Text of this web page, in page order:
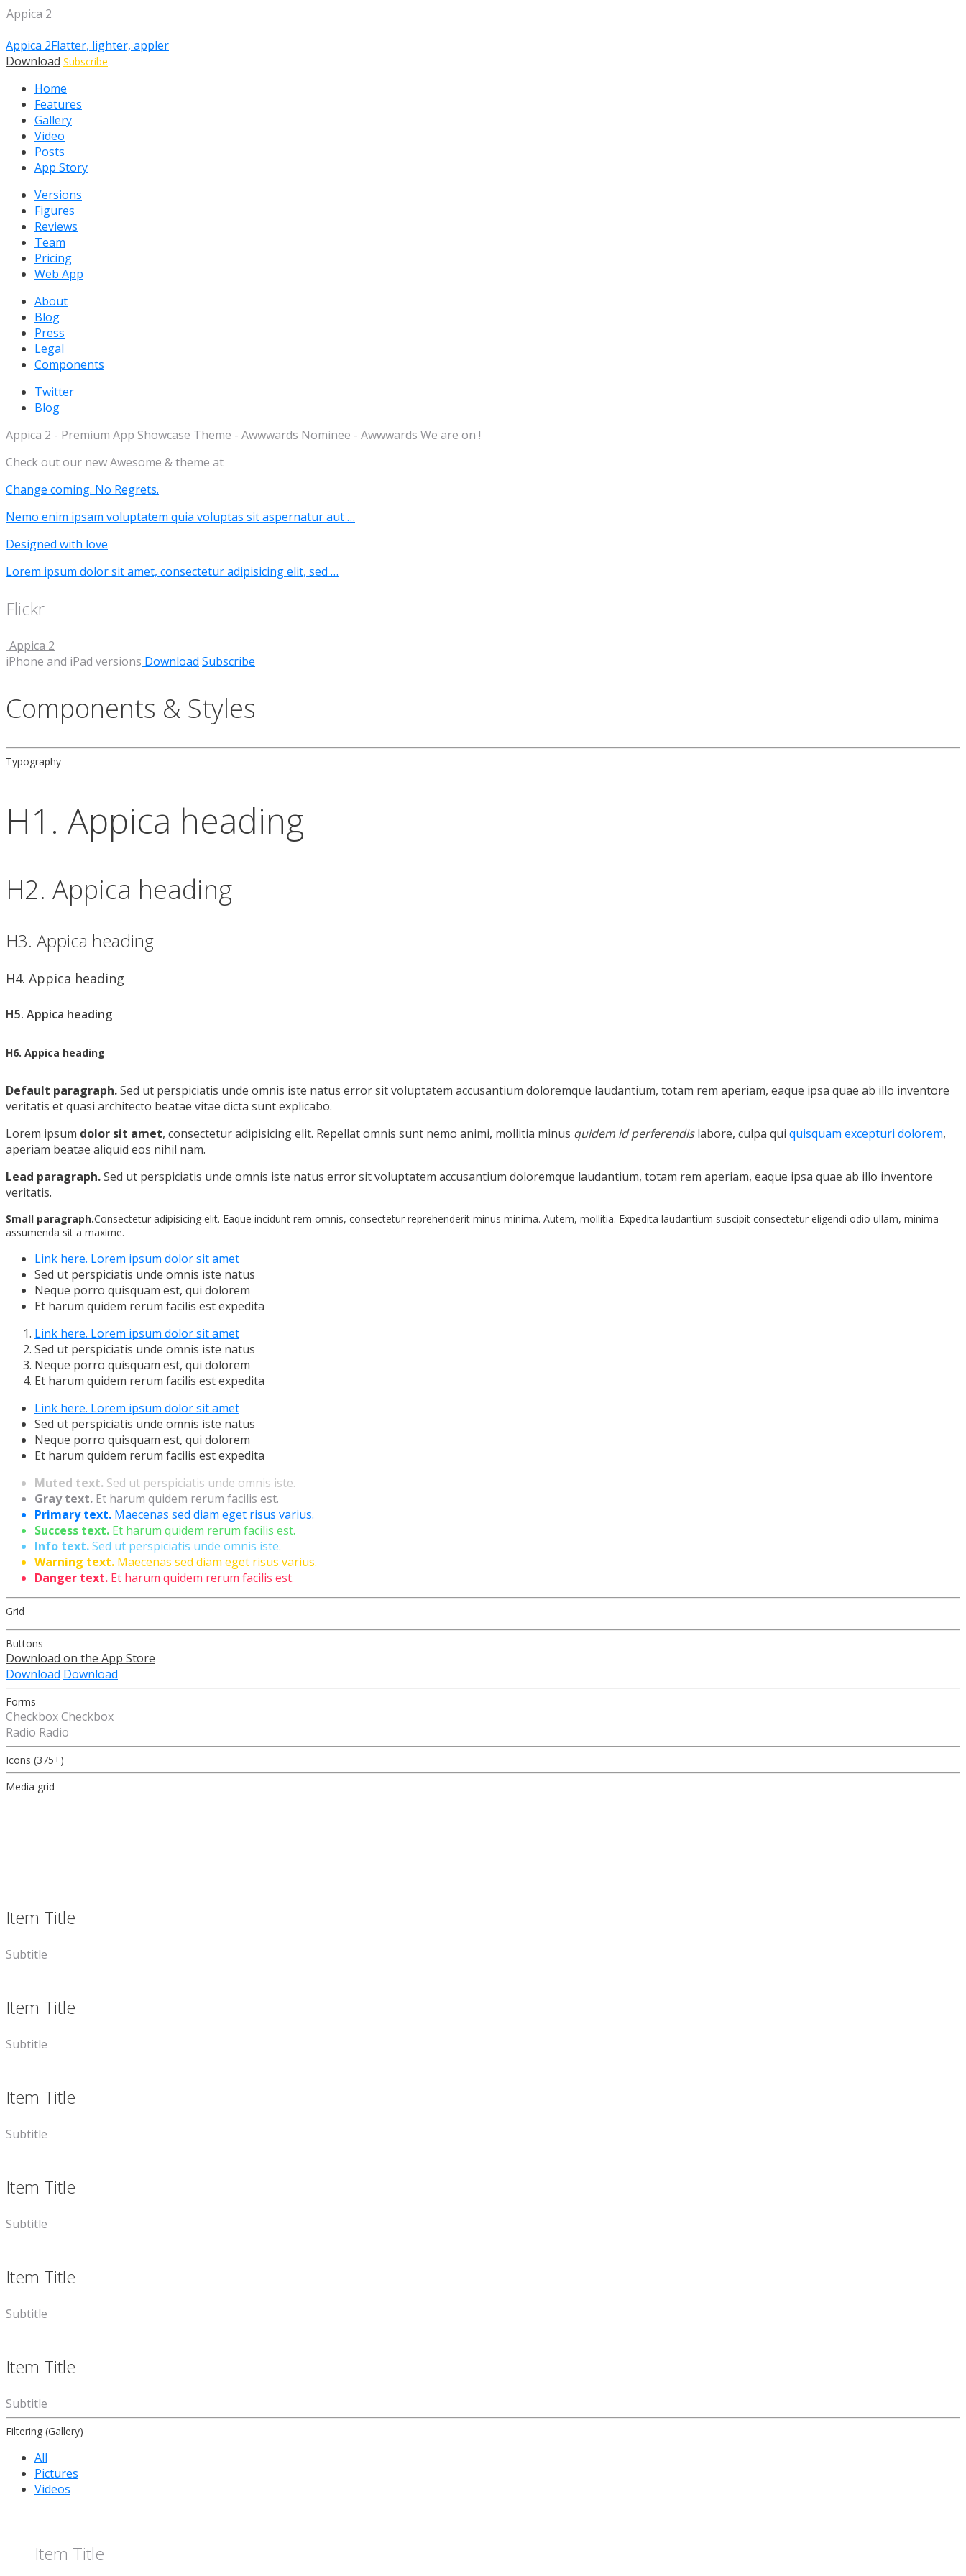
Appica 2
Appica 2Flatter, lighter, appler
Download Subscribe
Home
Features
Gallery
Video
Posts
App Story
Versions
Figures
Reviews
Team
Pricing
Web App
About
Blog
Press
Legal
Components
Twitter
Blog
Appica 2 - Premium App Showcase Theme - Awwwards Nominee - Awwwards We are on !
Check out our new Awesome & theme at
Change coming. No Regrets.
Nemo enim ipsam voluptatem quia voluptas sit aspernatur aut …
Designed with love
Lorem ipsum dolor sit amet, consectetur adipisicing elit, sed …
Flickr
Appica 2
iPhone and iPad versions Download Subscribe
Components & Styles
Typography
H1. Appica heading
H2. Appica heading
H3. Appica heading
H4. Appica heading
H5. Appica heading
H6. Appica heading
Default paragraph.Sed ut perspiciatis unde omnis iste natus error sit voluptatem accusantium doloremque laudantium, totam rem aperiam, eaque ipsa quae ab illo inventore
veritatis et quasi architecto beatae vitae dicta sunt explicabo.
Lorem ipsum dolor sit amet, consectetur adipisicing elit. Repellat omnis sunt nemo animi, mollitia minus quidem id perferendislabore, culpa qui quisquam excepturi dolorem,
aperiam beatae aliquid eos nihil nam.
Lead paragraph.Sed ut perspiciatis unde omnis iste natus error sit voluptatem accusantium doloremque laudantium, totam rem aperiam, eaque ipsa quae ab illo inventore
veritatis.
Small paragraph.Consectetur adipisicing elit. Eaque incidunt rem omnis, consectetur reprehenderit minus minima. Autem, mollitia. Expedita laudantium suscipit consectetur eligendi odio ullam, minima
assumenda sit a maxime.
Link here. Lorem ipsum dolor sit amet
Sed ut perspiciatis unde omnis iste natus
Neque porro quisquam est, qui dolorem
Et harum quidem rerum facilis est expedita
Link here. Lorem ipsum dolor sit amet
Sed ut perspiciatis unde omnis iste natus
Neque porro quisquam est, qui dolorem
Et harum quidem rerum facilis est expedita
Link here. Lorem ipsum dolor sit amet
Sed ut perspiciatis unde omnis iste natus
Neque porro quisquam est, qui dolorem
Et harum quidem rerum facilis est expedita
Muted text. Sed ut perspiciatis unde omnis iste.
Gray text. Et harum quidem rerum facilis est.
Primary text. Maecenas sed diam eget risus varius.
Success text. Et harum quidem rerum facilis est.
Info text.Sed ut perspiciatis unde omnis iste.
Warning text. Maecenas sed diam eget risus varius.
Danger text. Et harum quidem rerum facilis est.
Grid
Buttons
Download on the App Store
Download Download
Forms
CheckboxCheckbox
Radio Radio
Icons (375+)
Media grid
Item Title
Subtitle
Item Title
Subtitle
Item Title
Subtitle
Item Title
Subtitle
Item Title
Subtitle
Item Title
Subtitle
Filtering (Gallery)
All
Pictures
Videos
Item Title